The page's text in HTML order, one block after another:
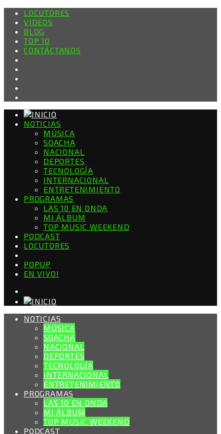
LOCUTORES
VIDEOS
BLOG
TOP 10
CONTÁCTANOS
NOTICIAS
MÚSICA
SOACHA
NACIONAL
DEPORTES
TECNOLOGÍA
INTERNACIONAL
ENTRETENIMIENTO
PROGRAMAS
LAS 10 EN ONDA
MI ÁLBUM
TOP MUSIC WEEKEND
PODCAST
LOCUTORES
POPUP
EN VIVO!
NOTICIAS
MÚSICA
SOACHA
NACIONAL
DEPORTES
TECNOLOGÍA
INTERNACIONAL
ENTRETENIMIENTO
PROGRAMAS
LAS 10 EN ONDA
MI ÁLBUM
TOP MUSIC WEEKEND
PODCAST